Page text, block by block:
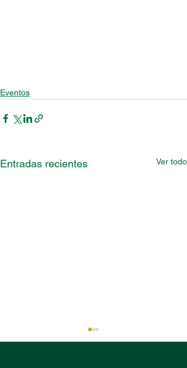
Eventos
Entradas recientes Ver todo